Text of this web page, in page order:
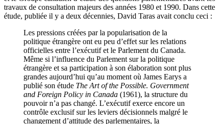
travaux de consultation majeurs des années 1980 et 1990. Dans cette
étude, publiée il y a deux décennies, David Taras avait conclu ceci :
Les pressions créées par la popularisation de la
politique étrangère ont eu peu d’effet sur les relations
officielles entre l’exécutif et le Parlement du Canada.
Même si l’influence du Parlement sur la politique
étrangère et sa participation à son élaboration sont plus
grandes aujourd’hui qu’au moment où James Earys a
publié son étude The Art of the Possible. Government
and Foreign Policy in Canada (1961), la structure du
pouvoir n’a pas changé. L’exécutif exerce encore un
contrôle exclusif sur les leviers décisionnels malgré le
changement d’attitude des parlementaires, la